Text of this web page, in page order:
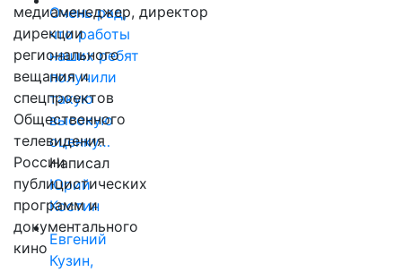
Очень рад,
что работы
наших ребят
получили
такую
высокую
оценку…
Написал
Юрий
Костин
Евгений
Кузин,
медиаменеджер, директор
дирекции
регионального
вещания и
спецпроектов
Общественного
телевидения
России
публицистических
программ и
документального
кино